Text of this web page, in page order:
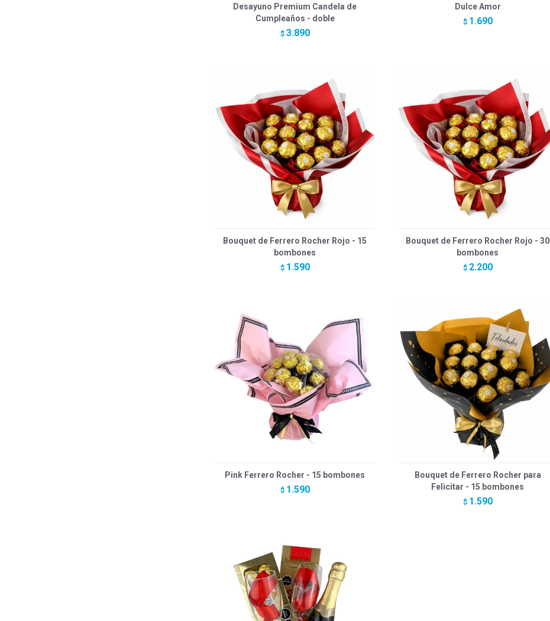
Desayuno Premium Candela de
Cumpleaños - doble
$ 3.890
Dulce Amor
$ 1.690
Bouquet de Ferrero Rocher Rojo - 15
bombones
$ 1.590
Bouquet de Ferrero Rocher Rojo - 30
bombones
$ 2.200
Pink Ferrero Rocher - 15 bombones
$ 1.590
Bouquet de Ferrero Rocher para
Felicitar - 15 bombones
$ 1.590